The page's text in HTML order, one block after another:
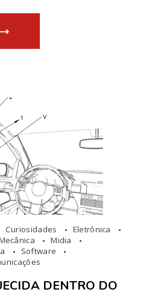
Curiosidades
Eletrônica
Midia
Software
DENTRO DO